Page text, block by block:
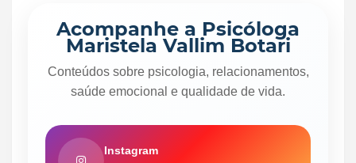
Acompanhe a Psicóloga
Maristela Vallim Botari
Conteúdos sobre psicologia, relacionamentos,
saúde emocional e qualidade de vida.
Instagram